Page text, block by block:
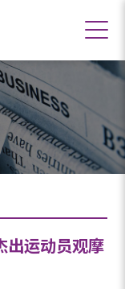
运动员观摩